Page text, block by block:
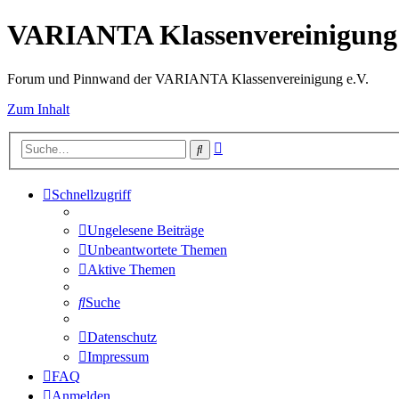
VARIANTA Klassenvereinigung
Forum und Pinnwand der VARIANTA Klassenvereinigung e.V.
Zum Inhalt
Suche
Schnellzugriff
Ungelesene Beiträge
Unbeantwortete Themen
Aktive Themen
Suche
Datenschutz
Impressum
FAQ